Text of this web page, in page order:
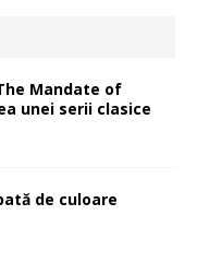
Mandate of
unei serii clasice
de culoare